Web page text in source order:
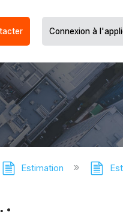
Connexion à
Estimation